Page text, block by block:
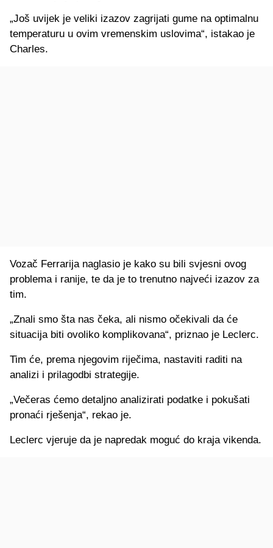
„Još uvijek je veliki izazov zagrijati gume na optimalnu
temperaturu u ovim vremenskim uslovima“, istakao je
Charles.
Vozač Ferrarija naglasio je kako su bili svjesni ovog
problema i ranije, te da je to trenutno najveći izazov za
tim.
„Znali smo šta nas čeka, ali nismo očekivali da će
situacija biti ovoliko komplikovana“, priznao je Leclerc.
Tim će, prema njegovim riječima, nastaviti raditi na
analizi i prilagodbi strategije.
„Večeras ćemo detaljno analizirati podatke i pokušati
pronaći rješenja“, rekao je.
Leclerc vjeruje da je napredak moguć do kraja vikenda.